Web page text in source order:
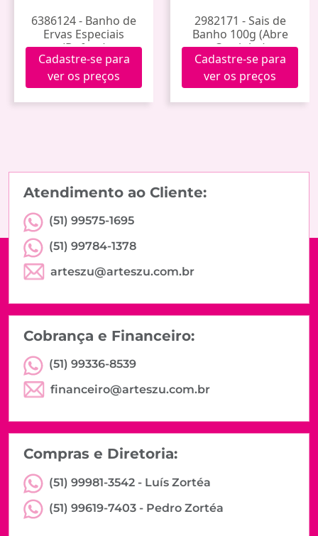
6386124 - Banho de
Ervas Especiais
(Defesa)
Cadastre-se para
ver os preços
2982171 - Sais de
Banho 100g (Abre
Caminho)
Cadastre-se para
ver os preços
Atendimento ao Cliente:
(51) 99575-1695
(51) 99784-1378
arteszu@arteszu.com.br
Cobrança e Financeiro:
(51) 99336-8539
financeiro@arteszu.com.br
Compras e Diretoria:
(51) 99981-3542 - Luís Zortéa
(51) 99619-7403 - Pedro Zortéa